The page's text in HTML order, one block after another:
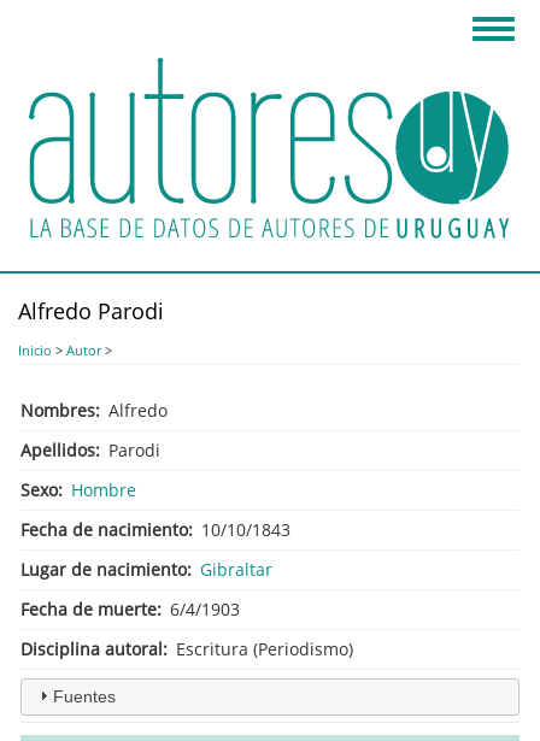
principal
Alfredo Parodi
Inicio > Autor>
Nombres Alfredo
Apellidos
Parodi
Sexo
Hombre
Fecha de nacimiento
10/10/1843
Lugar de nacimiento Gibraltar
Fecha de muerte 6/4/1903
Disciplina autoral
Escritura (Periodismo)
Fuentes